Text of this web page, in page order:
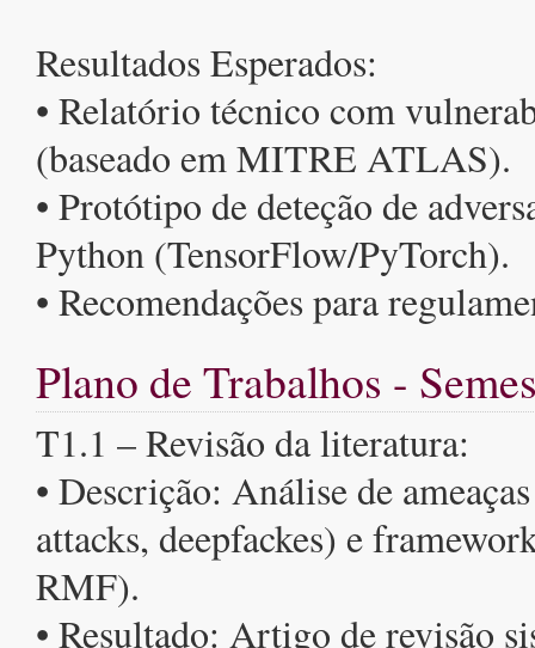
Resultados Esperados:
• Relatório técnico com
(baseado em MITRE ATLAS).
• Protótipo de deteção de
Python (TensorFlow/PyTorch).
• Recomendações para
Plano de Trabalhos -
T1.1 – Revisão da literatura:
• Descrição: Análise de
attacks, deepfackes) e
RMF).
• Resultado: Artigo de revisão